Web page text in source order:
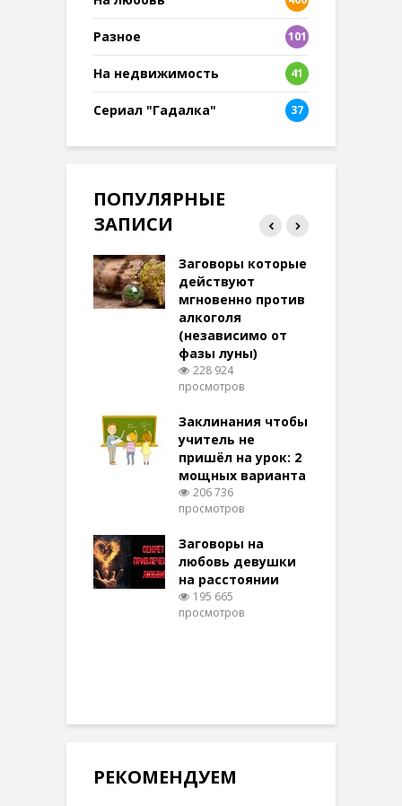
Разное
101
8
На недвижимость 41
Сериал "Гадалка" 37
ПОПУЛЯРНЫЕ
ЗАПИСИ
Заговоры которые
действуют
мгновенно против
алкоголя
(независимо от
фазы луны)
228 924
просмотров
Заклинания чтобы
учитель не
пришёл на урок: 2
мощных варианта
206 736
просмотров
Заговоры на
любовь девушки
на расстоянии
195 665
просмотров
РЕКОМЕНДУЕМ